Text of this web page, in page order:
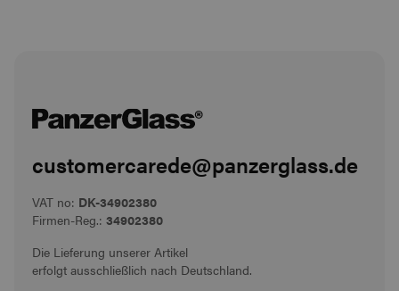
customercarede@panzerglass.de
VAT no: DK-34902380
Firmen-Reg.: 34902380
Die Lieferung unserer Artikel
erfolgt ausschließlich nach Deutschland.